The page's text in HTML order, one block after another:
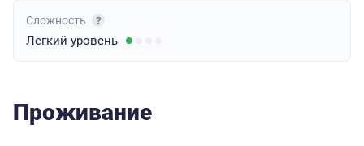
Сложность
Легкий уровень
Проживание